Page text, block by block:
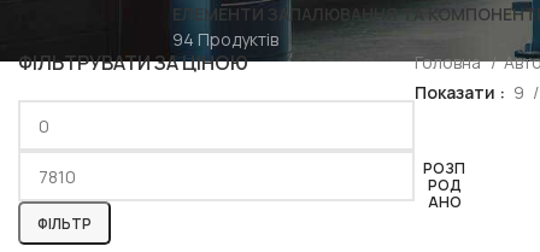
ЕЛЕМЕНТИ ЗАПАЛЮВАННЯ ТА
94 Продуктів
ФІЛЬТРУВАТИ ЗА ЦІНОЮ
ФІЛЬТР
Головна
Показати
9
РОЗП
РОД
АНО